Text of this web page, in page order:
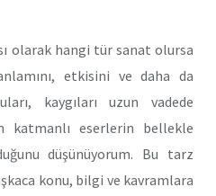
olarak hangi tür sanat olursa
etkisini ve daha da
kaygıları uzun vadede
katmanlı eserlerin bellekle
düşünüyorum. Bu tarz
konu, bilgi ve kavramlara